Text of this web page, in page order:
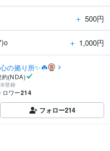
＋ 500円
＋ 1,000円
の拠り所✨☘️
約(NDA)
未登録
ロワー214
フォロー214